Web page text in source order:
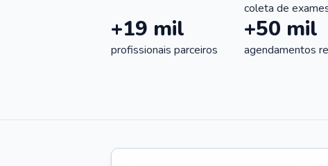
coleta de
+19 mil
profissionais parceiros
+50 mil
agendamentos